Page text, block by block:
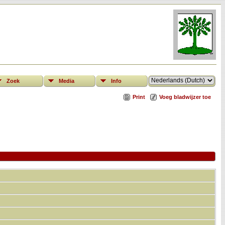
Zoek Media Info
Print Voeg bladwijzer toe